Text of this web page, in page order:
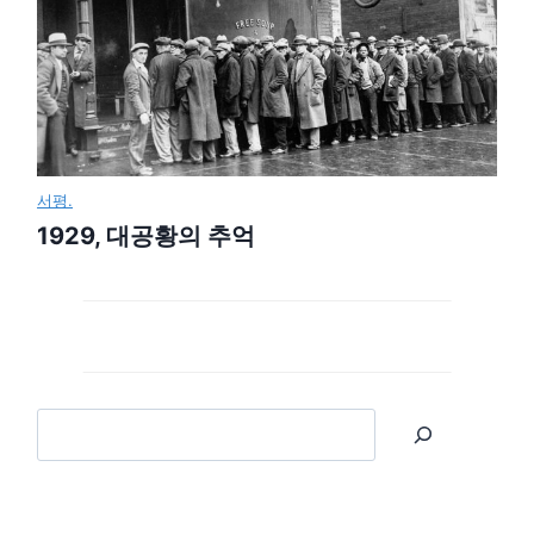
서평.
1929, 대공황의 추억